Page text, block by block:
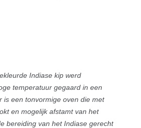
Indiase kip werd
temperatuur gegaard in een
is een tonvormige oven die met
en mogelijk afstamt van het
bereiding van het Indiase gerecht